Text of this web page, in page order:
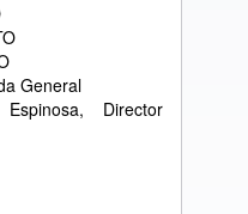
General
Director